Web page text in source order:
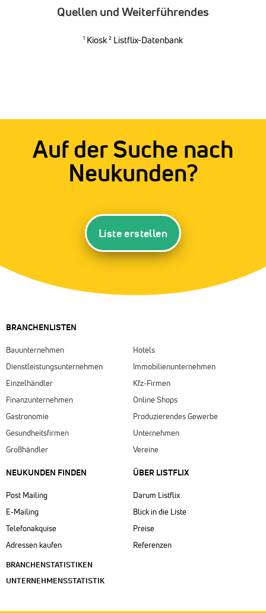
Quellen und Weiterführendes
¹Kiosk² Listflix-Datenbank
Auf der Suche nach
Neukunden?
Liste erstellen
BRANCHENLISTEN
Bauunternehmen
Dienstleistungsunternehmen
Einzelhändler
Finanzunternehmen
Gastronomie
Gesundheitsfirmen
Großhändler
Hotels
Immobilienunternehmen
Kfz-Firmen
Online Shops
Produzierendes Gewerbe
Unternehmen
Vereine
NEUKUNDEN FINDEN
Post Mailing
E-Mailing
Telefonakquise
Adressen kaufen
BRANCHENSTATISTIKEN
UNTERNEHMENSSTATISTIK
ÜBER LISTFLIX​
Darum Listflix
Blick in die Liste
Preise
Referenzen